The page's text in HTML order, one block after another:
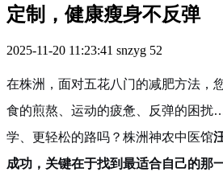
定制，健康瘦身不反弹
2025-11-20 11:23:41 snzyg 52
在株洲，面对五花八门的减肥方法，
食的煎熬、运动的疲惫、反弹的困
学、更轻松的路吗？株洲神农中医馆
成功，关键在于找到最适合自己的那